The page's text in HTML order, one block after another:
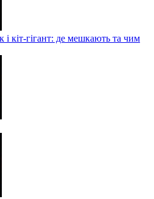
і кіт-гігант: де мешкають та чим